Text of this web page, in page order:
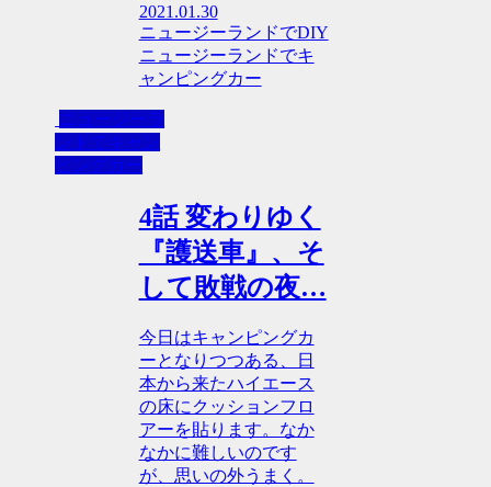
2021.01.30
ニュージーランドでDIY
ニュージーランドでキ
ャンピングカー
ニュージーラ
ンドでキャン
ピングカー
4話 変わりゆく
『護送車』、そ
して敗戦の夜…
今日はキャンピングカ
ーとなりつつある、日
本から来たハイエース
の床にクッションフロ
アーを貼ります。なか
なかに難しいのです
が、思いの外うまく。